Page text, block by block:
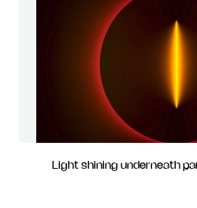
Light shining underneath